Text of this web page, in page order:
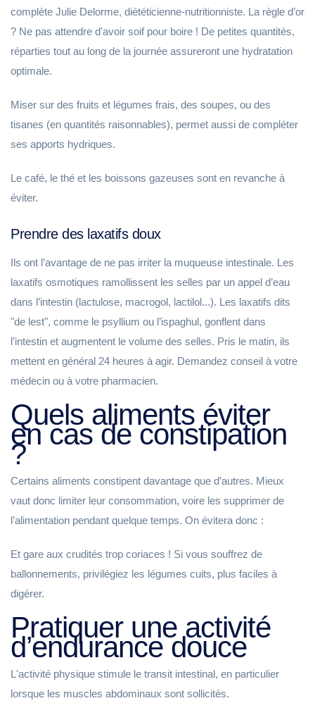
complète Julie Delorme, diététicienne-nutritionniste. La règle d’or
? Ne pas attendre d'avoir soif pour boire ! De petites quantités,
réparties tout au long de la journée assureront une hydratation
optimale.
Miser sur des fruits et légumes frais, des soupes, ou des
tisanes (en quantités raisonnables), permet aussi de compléter
ses apports hydriques.
Le café, le thé et les boissons gazeuses sont en revanche à
éviter.
Prendre des laxatifs doux
Ils ont l’avantage de ne pas irriter la muqueuse intestinale. Les
laxatifs osmotiques ramollissent les selles par un appel d’eau
dans l’intestin (lactulose, macrogol, lactilol...). Les laxatifs dits
"de lest", comme le psyllium ou l’ispaghul, gonflent dans
l’intestin et augmentent le volume des selles. Pris le matin, ils
mettent en général 24 heures à agir. Demandez conseil à votre
médecin ou à votre pharmacien.
Quels aliments éviter
en cas de constipation
?
Certains aliments constipent davantage que d’autres. Mieux
vaut donc limiter leur consommation, voire les supprimer de
l’alimentation pendant quelque temps. On évitera donc :
Et gare aux crudités trop coriaces ! Si vous souffrez de
ballonnements, privilégiez les légumes cuits, plus faciles à
digérer.
Pratiquer une activité
d’endurance douce
L'activité physique stimule le transit intestinal, en particulier
lorsque les muscles abdominaux sont sollicités.